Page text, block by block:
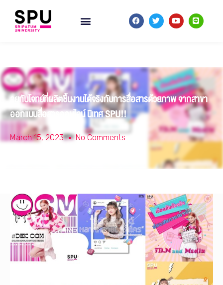
ลุยกับโจทย์ที่ผลิตชิ้นงานได้จริงกับการสื่อสารด้วยภาพ จากสาขา
ออกแบบสื่อสารออนไลน์ นิเทศ SPU!!
March 15, 2023 No Comments